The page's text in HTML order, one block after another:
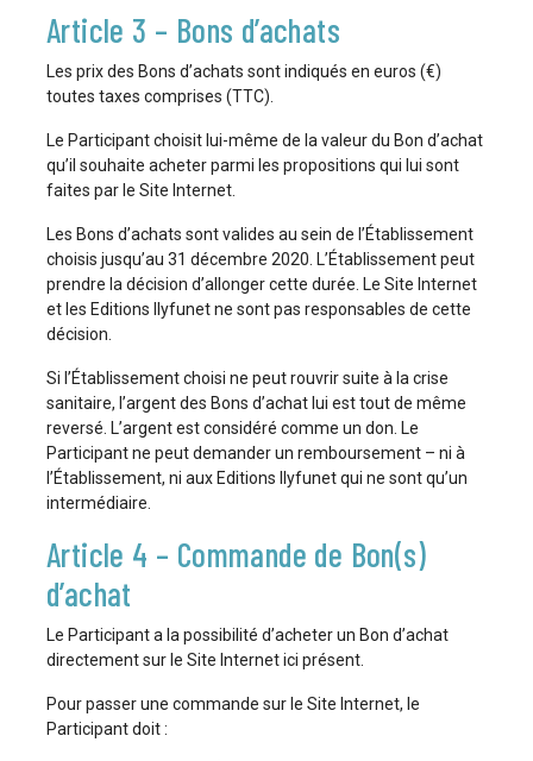
Article 3 – Bons d’achats
Les prix des Bons d’achats sont indiqués en euros (€)
toutes taxes comprises (TTC).
Le Participant choisit lui-même de la valeur du Bon d’achat
qu’il souhaite acheter parmi les propositions qui lui sont
faites par le Site Internet.
Les Bons d’achats sont valides au sein de l’Établissement
choisis jusqu’au 31 décembre 2020. L’Établissement peut
prendre la décision d’allonger cette durée. Le Site Internet
et les Editions Ilyfunet ne sont pas responsables de cette
décision.
Si l’Établissement choisi ne peut rouvrir suite à la crise
sanitaire, l’argent des Bons d’achat lui est tout de même
reversé. L’argent est considéré comme un don. Le
Participant ne peut demander un remboursement – ni à
l’Établissement, ni aux Editions Ilyfunet qui ne sont qu’un
intermédiaire.
Article 4 – Commande de Bon(s)
d’achat
Le Participant a la possibilité d’acheter un Bon d’achat
directement sur le Site Internet ici présent.
Pour passer une commande sur le Site Internet, le
Participant doit :